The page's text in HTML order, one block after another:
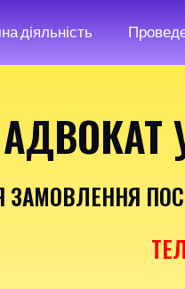
діяльність
АДВОКАТ
ЗАМОВЛЕННЯ